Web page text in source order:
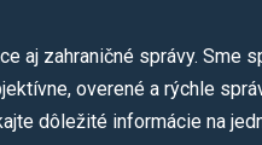
aj zahraničné správy.
overené a rýchle
dôležité informácie na